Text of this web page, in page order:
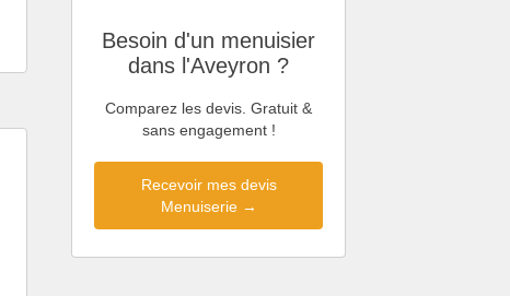
Besoin d'un menuisier
dans l'Aveyron ?
Comparez les devis. Gratuit &
sans engagement !
Recevoir mes devis
Menuiserie →